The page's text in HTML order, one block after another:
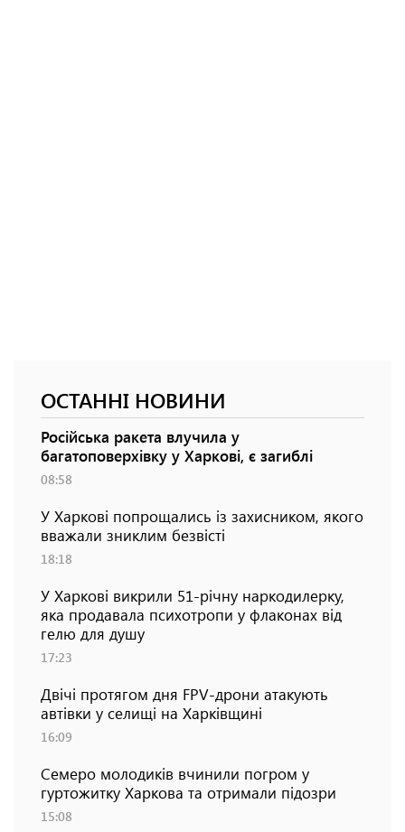
ОСТАННІ НОВИНИ
Російська ракета влучила у
багатоповерхівку у Харкові, є загиблі
08:58
У Харкові попрощались із захисником, якого
вважали зниклим безвісті
18:18
У Харкові викрили 51-річну наркодилерку,
яка продавала психотропи у флаконах від
гелю для душу
17:23
Двічі протягом дня FPV-дрони атакують
автівки у селищі на Харківщині
16:09
Семеро молодиків вчинили погром у
гуртожитку Харкова та отримали підозри
15:08